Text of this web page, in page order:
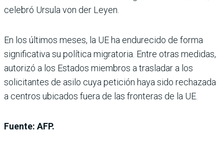
celebró Ursula von der Leyen.
En los últimos meses, la UE ha endurecido de forma
significativa su política migratoria. Entre otras medidas,
autorizó a los Estados miembros a trasladar a los
solicitantes de asilo cuya petición haya sido rechazada
a centros ubicados fuera de las fronteras de la UE.
Fuente: AFP.